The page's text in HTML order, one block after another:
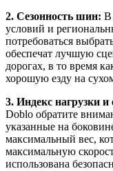
2. Сезонность шин: В
условий и
потребоваться
обеспечат лучшую
дорогах, в то время
хорошую езду на
3. Индекс нагрузки и
Doblo обратите
указанные на
максимальный вес,
максимальную
использована